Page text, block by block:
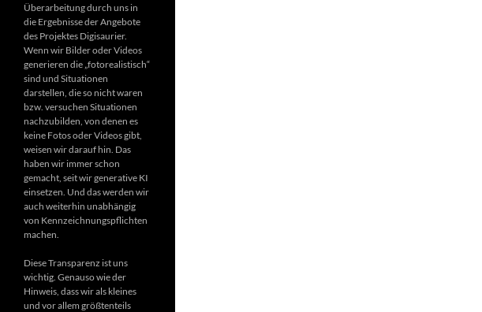
Überarbeitung durch uns in
die Ergebnisse der Angebote
des Projektes Digisaurier.
Wenn wir Bilder oder Videos
generieren die „fotorealistisch“
sind und Situationen
darstellen, die so nicht waren
bzw. versuchen Situationen
nachzubilden, von denen es
keine Fotos oder Videos gibt,
weisen wir darauf hin. Das
haben wir immer schon
gemacht, seit wir generative KI
einsetzen. Und das werden wir
auch weiterhin unabhängig
von Kennzeichnungspflichten
machen.
Diese Transparenz ist uns
wichtig. Genauso wie der
Hinweis, dass wir als kleines
und vor allem größtenteils